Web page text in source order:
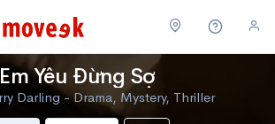
Em Yêu Đừng Sợ
Darling - Drama, Mystery, Thriller